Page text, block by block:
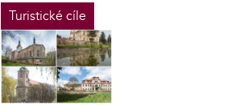
Turistické cíle